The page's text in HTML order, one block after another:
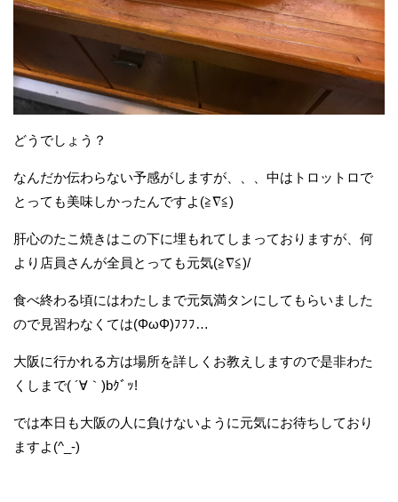
どうでしょう？
なんだか伝わらない予感がしますが、、、中はトロットロで
とっても美味しかったんですよ(≧∇≦)
肝心のたこ焼きはこの下に埋もれてしまっておりますが、何
より店員さんが全員とっても元気(≧∇≦)/
食べ終わる頃にはわたしまで元気満タンにしてもらいました
ので見習わなくては(ΦωΦ)ﾌﾌﾌ…
大阪に行かれる方は場所を詳しくお教えしますので是非わた
くしまで( ´∀｀)bｸﾞｯ!
では本日も大阪の人に負けないように元気にお待ちしており
ますよ(^_-)